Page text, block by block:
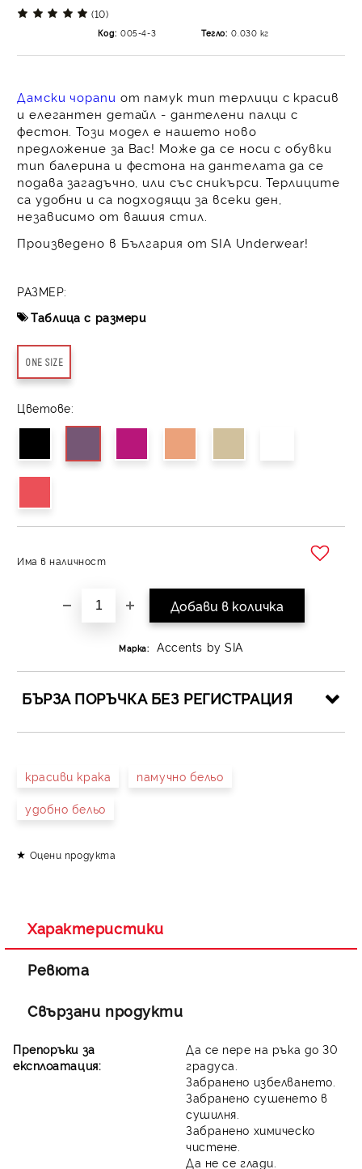
(10)
Код: 005-4-3 Тегло: 0.030 кг
Дамски чорапи от памук тип терлици с красив
и елегантен детайл - дантелени палци с
фестон. Този модел е нашето ново
предложение за Вас! Може да се носи с обувки
тип балерина и фестона на дантелата да се
подава загадъчно, или със сникърси. Терлиците
са удобни и са подходящи за всеки ден,
независимо от вашия стил.
Произведено в България от SIA Underwear!
РАЗМЕР:
Таблица с размери
ONE SIZE
Цветове:
Има в наличност
Марка: Accents by SIA
БЪРЗА ПОРЪЧКА БЕЗ РЕГИСТРАЦИЯ
красиви крака памучно бельо
удобно бельо
Оцени продукта
Характеристики
Ревюта
Свързани продукти
Препоръки за
експлоатация:
Да се пере на ръка до 30
градуса.
Забранено избелването.
Забранено сушенето в
сушилня.
Забранено химическо
чистене.
Да не се глади.